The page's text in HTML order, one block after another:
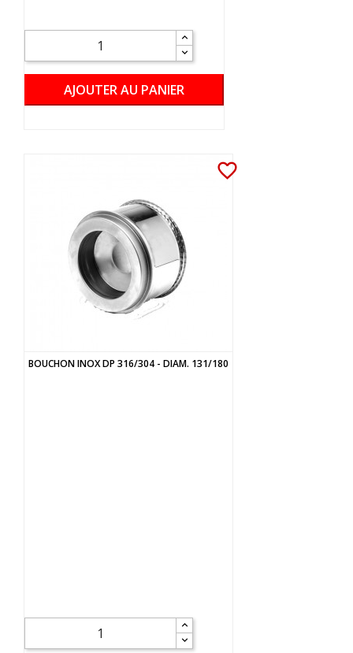
AJOUTER AU PANIER
favorite_border
BOUCHON INOX DP 316/304 - DIAM. 131/180